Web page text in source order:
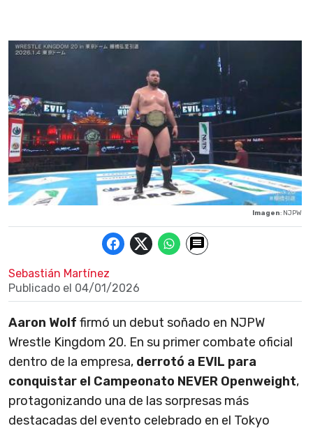
Imagen: NJPW
Sebastián Martínez
Publicado el 04/01/2026
Aaron Wolf firmó un debut soñado en NJPW
Wrestle Kingdom 20. En su primer combate oficial
dentro de la empresa, derrotó a EVIL para
conquistar el Campeonato NEVER Openweight,
protagonizando una de las sorpresas más
destacadas del evento celebrado en el Tokyo